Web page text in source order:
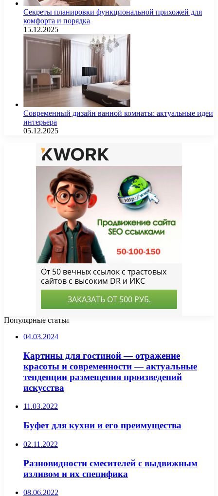
Секреты планировки функциональной прихожей для
комфорта и порядка
15.12.2025
Современный дизайн ванной комнаты: актуальные идеи
интерьера
05.12.2025
Популярные статьи
04.03.2024
Картины для гостиной — отражение
красоты и современности — актуальные
тенденции размещения произведений
искусства
11.03.2022
Буфет для кухни и его преимущества
02.11.2022
Разновидности смесителей с выдвижным
изливом и их специфика
08.06.2022